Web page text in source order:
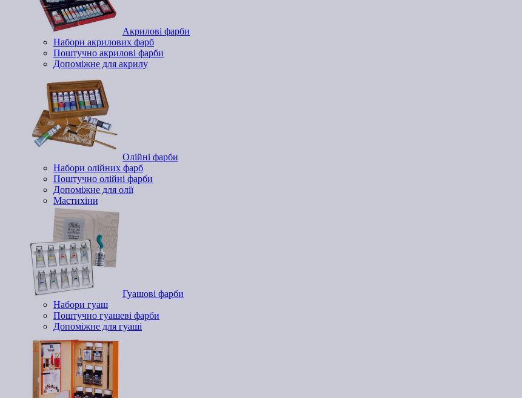
Акрилові фарби
Набори акрилових фарб
Поштучно акрилові фарби
Допоміжне для акрилу
Олійні фарби
Набори олійних фарб
Поштучно олійні фарби
Допоміжне для олії
Мастихіни
Гуашові фарби
Набори гуаш
Поштучно гуашеві фарби
Допоміжне для гуаші